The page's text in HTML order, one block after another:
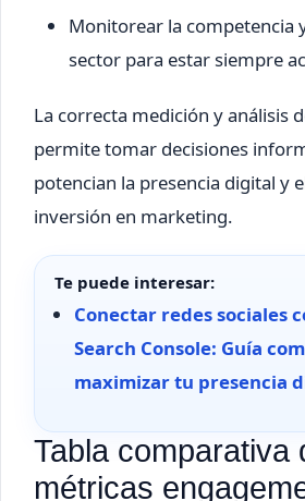
Monitorear la competencia
sector para estar siempre
La correcta medición y análisis
permite tomar decisiones
potencian la presencia digital y
inversión en marketing.
Te puede interesar:
Conectar redes sociales
Search Console: Guía
maximizar tu presencia
Tabla comparativa
métricas